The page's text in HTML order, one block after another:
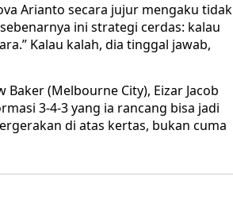
Arianto secara jujur mengaku tidak
ini strategi cerdas: kalau
Kalau kalah, dia tinggal jawab,
(Melbourne City), Eizar Jacob
3-4-3 yang ia rancang bisa jadi
di atas kertas, bukan cuma